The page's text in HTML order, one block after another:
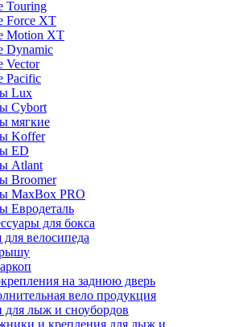
Touring
Force XT
Motion XT
Dynamic
Vector
Pacific
Lux
Cybort
мягкие
Koffer
ED
Atlant
Broomer
MaxBox PRO
Евродеталь
для бокса
велосипеда
на заднюю дверь
вело продукция
для лыж и сноубордов